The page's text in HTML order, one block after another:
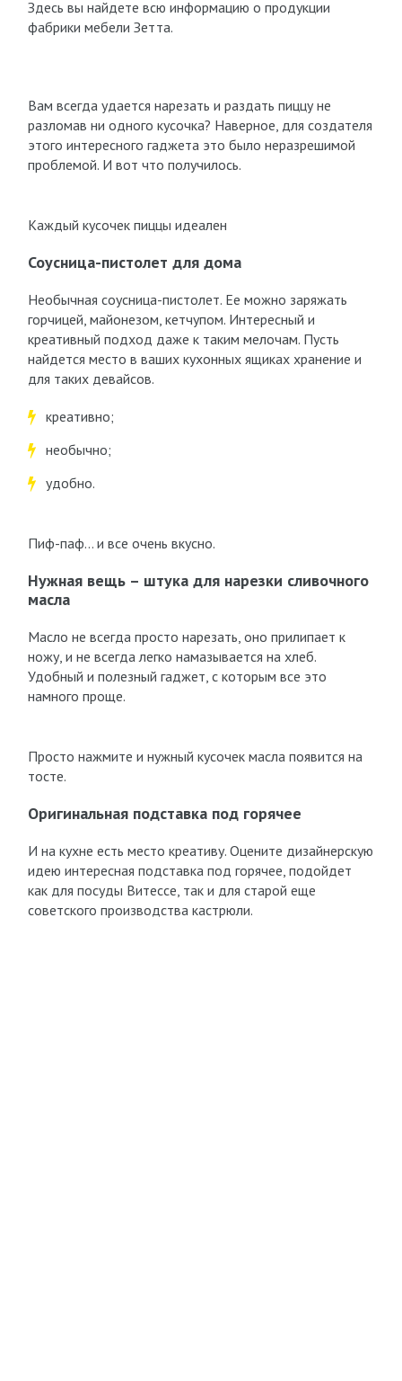
Здесь вы найдете всю информацию о продукции
фабрики мебели Зетта.
Вам всегда удается нарезать и раздать пиццу не
разломав ни одного кусочка? Наверное, для создателя
этого интересного гаджета это было неразрешимой
проблемой. И вот что получилось.
Каждый кусочек пиццы идеален
Соусница-пистолет для дома
Необычная соусница-пистолет. Ее можно заряжать
горчицей, майонезом, кетчупом. Интересный и
креативный подход даже к таким мелочам. Пусть
найдется место в ваших кухонных ящиках хранение и
для таких девайсов.
креативно;
необычно;
удобно.
Пиф-паф… и все очень вкусно.
Нужная вещь – штука для нарезки сливочного
масла
Масло не всегда просто нарезать, оно прилипает к
ножу, и не всегда легко намазывается на хлеб.
Удобный и полезный гаджет, с которым все это
намного проще.
Просто нажмите и нужный кусочек масла появится на
тосте.
Оригинальная подставка под горячее
И на кухне есть место креативу. Оцените дизайнерскую
идею интересная подставка под горячее, подойдет
как для посуды Витессе, так и для старой еще
советского производства кастрюли.